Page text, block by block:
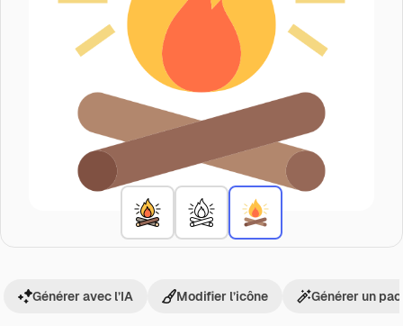
Générer avec l’IA Modifier l’icône Générer un